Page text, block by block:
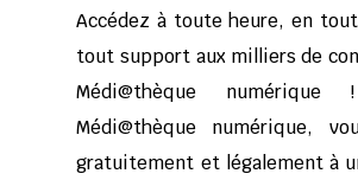
Accédez à toute heure, en
tout support aux milliers de
Médi@thèque
Médi@thèque numérique,
gratuitement et légalement à